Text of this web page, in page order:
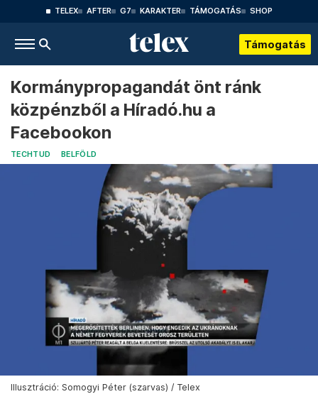
TELEX AFTER G7 KARAKTER TÁMOGATÁS SHOP
Támogatás
Kormánypropagandát önt ránk
közpénzből a Híradó.hu a
Facebookon
TECHTUD BELFÖLD
Illusztráció: Somogyi Péter (szarvas) / Telex